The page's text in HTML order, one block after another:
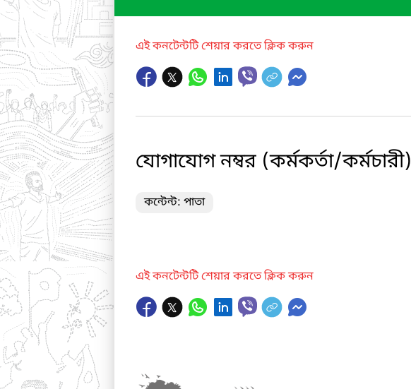
এই কনটেন্টটি শেয়ার করতে ক্লিক করুন
যোগাযোগ নম্বর (কর্মকর্তা/কর্মচারী)
কন্টেন্ট: পাতা
এই কনটেন্টটি শেয়ার করতে ক্লিক করুন